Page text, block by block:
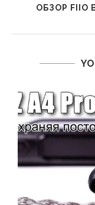
ОБЗОР FIIO